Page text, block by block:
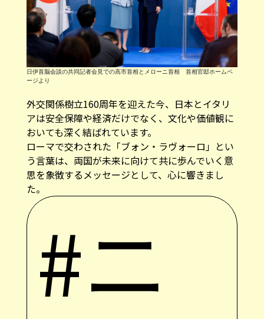
日伊首脳会談の共同記者会見での高市首相とメローニ首相 首相官邸ホームペ
ージより
外交関係樹立160周年を迎えた今、日本とイタリ
アは安全保障や経済だけでなく、文化や価値観に
おいても深く結ばれています。
ローマで交わされた「ブォン・ラヴォーロ」とい
う言葉は、両国が未来に向けて共に歩んでいく意
思を象徴するメッセージとして、心に響きまし
た。
#ニ